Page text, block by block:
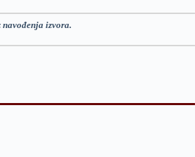
izvora.